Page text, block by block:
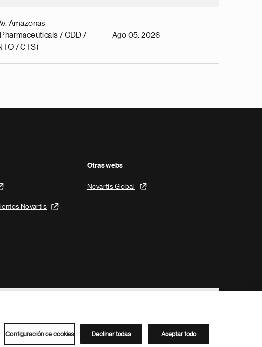
Amazonas
/ GDD /
/ CTS)
Ago 05, 2026
Novartis
Otras webs
Novartis Global
Directorio de Novartis
Configuración de cookies Declinar todas Aceptar todo